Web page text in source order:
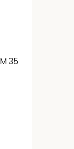
M 35 - 46cm -